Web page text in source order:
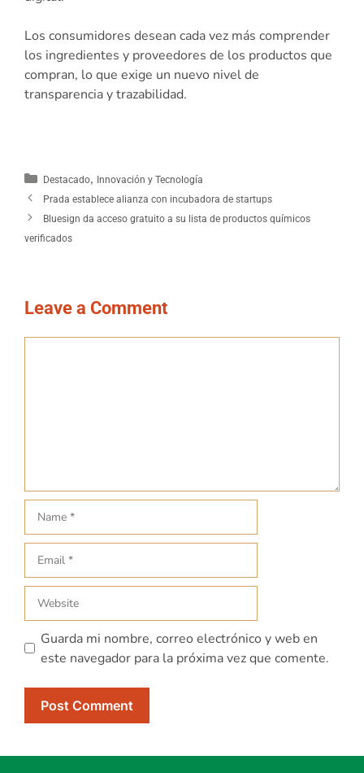
Los consumidores desean cada vez más comprender
los ingredientes y proveedores de los productos que
compran, lo que exige un nuevo nivel de
transparencia y trazabilidad.
Destacado, Innovación y Tecnología
Prada establece alianza con incubadora de startups
Bluesign da acceso gratuito a su lista de productos químicos
verificados
Leave a Comment
Guarda mi nombre, correo electrónico y web en
este navegador para la próxima vez que comente.